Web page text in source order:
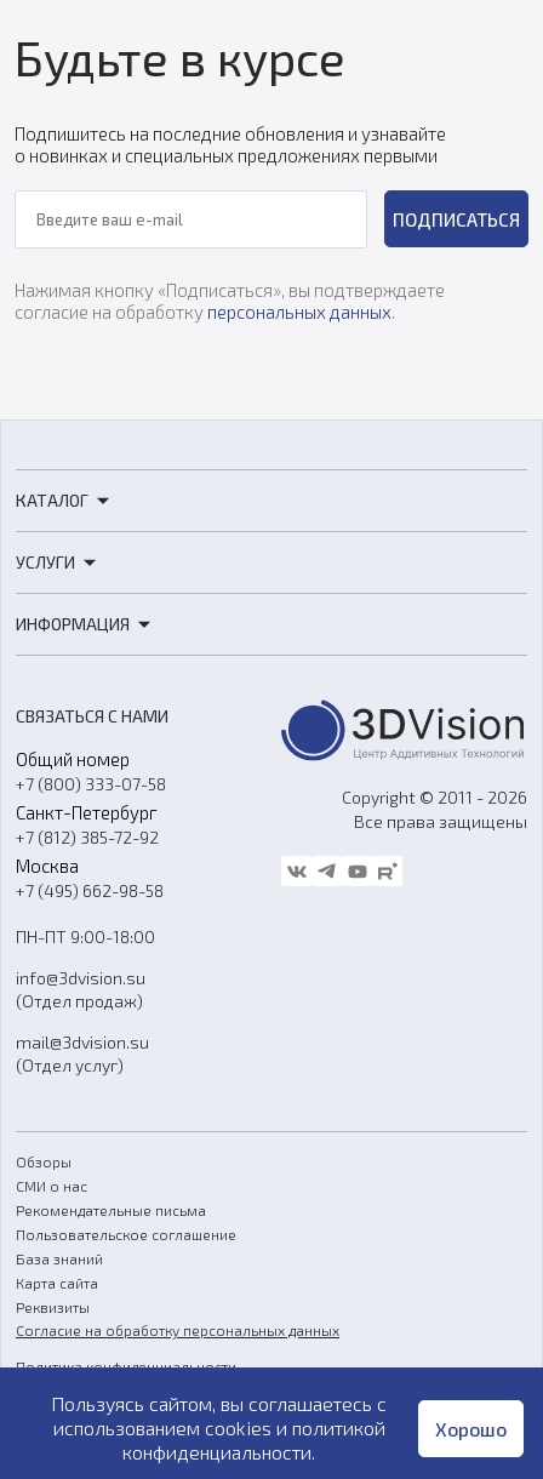
Будьте в курсе
Подпишитесь на последние обновления и узнавайте
о новинках и специальных предложениях первыми
ПОДПИСАТЬСЯ
Нажимая кнопку «Подписаться», вы подтверждаете
согласие на обработку персональных данных
КАТАЛОГ
3D-сканеры
Расходные материалы
Оборудование и материалы для вакуумного литья
Аксессуары и прочее оборудование
Программное обеспечение
УСЛУГИ
3D-моделирование
Ремонт и услуги
ИНФОРМАЦИЯ
О компании
Контакты
Гос. закупки
Стать дилером
Блог
FAQ
СВЯЗАТЬСЯ С НАМИ
Общий номер
+7 (800) 333-07-58
Санкт-Петербург
+7 (812) 385-72-92
Москва
+7 (495) 662-98-58
ПН-ПТ 9:00-18:00
info@3dvision.su
(Отдел продаж)
mail@3dvision.su
(Отдел услуг)
Copyright © 2011 - 2026
Все права защищены
Обзоры
СМИ о нас
Рекомендательные письма
Пользовательское соглашение
База знаний
Карта сайта
Реквизиты
Согласие на обработку персональных данных
Политика конфиденциальности
Публичная оферта
Пользуясь сайтом, вы соглашаетесь с
использованием cookies и политикой
конфиденциальности.
Хорошо